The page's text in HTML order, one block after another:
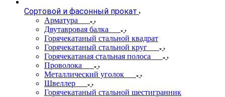
Сортовой и фасонный прокат
Арматура
Двутавровая балка
Горячекатаный стальной квадрат
Горячекатаный стальной круг
Горячекатаная стальная полоса
Проволока
Металлический уголок
Швеллер
Горячекатаный стальной шестигранник